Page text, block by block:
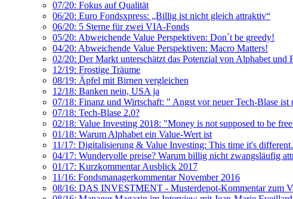
07/20: Fokus auf Qualität
06/20: Euro Fondsxpress: „Billig ist nicht gleich attraktiv“
06/20: 5 Sterne für zwei VIA-Fonds
05/20: Abweichende Value Perspektiven: Don´t be greedy!
04/20: Abweichende Value Perspektiven: Macro Matters!
02/20: Der Markt unterschätzt das Potenzial von Alphabet und
12/19: Frostige Träume
08/19: Äpfel mit Birnen vergleichen
12/18: Banken nein, USA ja
07/18: Finanz und Wirtschaft: " Angst vor neuer Tech-Blase ist
07/18: Tech-Blase 2.0?
02/18: Value Investing 2018: "Money is not supposed to be
01/18: Warum Alphabet ein Value-Wert ist
11/17: Digitalisierung & Value Investing: This time it's
04/17: Wundervolle preise? Warum billig nicht zwangsläufig
01/17: Kurzkommentar Ausblick 2017
11/16: Fondsmanagerkommentar November 2016
08/16: DAS INVESTMENT - Musterdepot-Kommentar zum